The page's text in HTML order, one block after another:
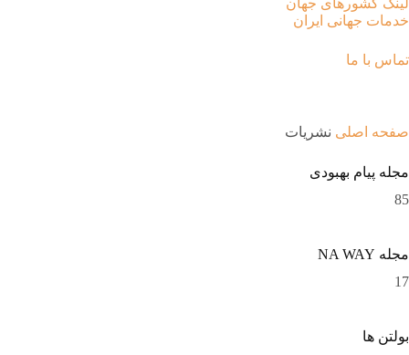
لینک کشورهای جهان
خدمات جهانی ایران
تماس با ما
صفحه اصلی نشریات
مجله پیام بهبودی
85
مجله NA WAY
17
بولتن ها